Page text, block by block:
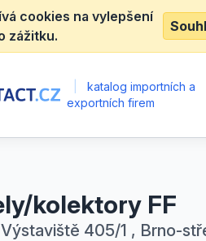
cookies na vylepšení
zážitku.
katalog importních a
exportních firem
kolektory FF
Výstaviště 405/1 , Brno-